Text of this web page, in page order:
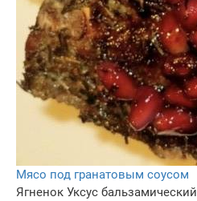
Мясо под гранатовым соусом
Ягненок Уксус бальзамический